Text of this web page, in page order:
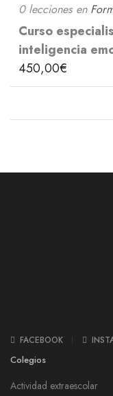
0 lecciones en
Curso
inteligencia
450,00€
FACEBOOK
Colegios
Actividad extraescolar